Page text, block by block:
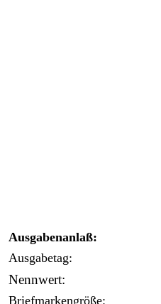
Ausgabenanlaß:
Ausgabetag:
Nennwert:
Briefmarkengröße: